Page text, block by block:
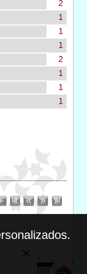
2
1
1
1
2
1
1
1